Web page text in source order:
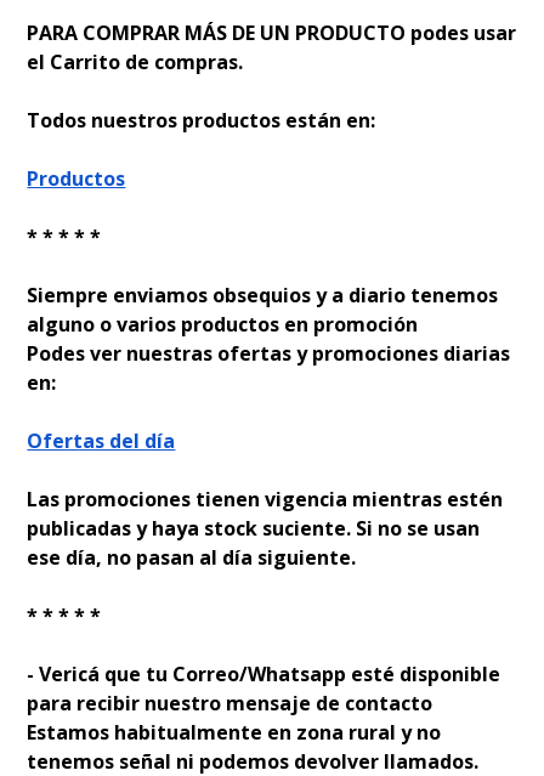
PARA COMPRAR MÁS DE UN PRODUCTO podes usar
el Carrito de compras.
Todos nuestros productos están en:
Productos
* * * * *
Siempre enviamos obsequios y a diario tenemos
alguno o varios productos en promoción
Podes ver nuestras ofertas y promociones diarias
en:
Ofertas del día
Las promociones tienen vigencia mientras estén
publicadas y haya stock suficiente. Si no se usan
ese día, no pasan al día siguiente.
* * * * *
- Verificá que tu Correo/Whatsapp esté disponible
para recibir nuestro mensaje de contacto
Estamos habitualmente en zona rural y no
tenemos señal ni podemos devolver llamados.